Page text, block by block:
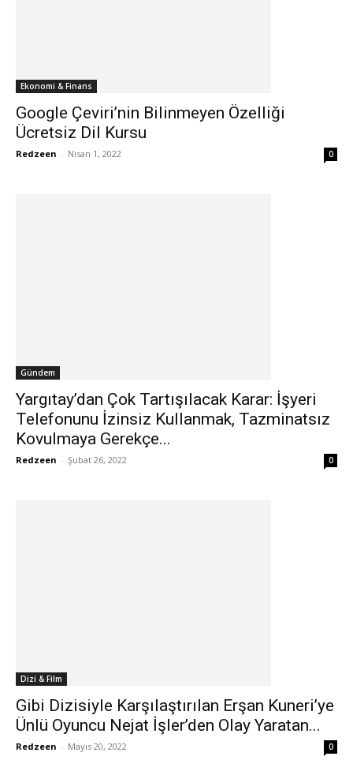
Ekonomi & Finans
Google Çeviri’nin Bilinmeyen Özelliği
Ücretsiz Dil Kursu
Redzeen - Nisan 1, 2022 0
Gündem
Yargıtay’dan Çok Tartışılacak Karar: İşyeri
Telefonunu İzinsiz Kullanmak, Tazminatsız
Kovulmaya Gerekçe...
Redzeen - Şubat 26, 2022 0
Dizi & Film
Gibi Dizisiyle Karşılaştırılan Erşan Kuneri’ye
Ünlü Oyuncu Nejat İşler’den Olay Yaratan...
Redzeen - Mayıs 20, 2022 0